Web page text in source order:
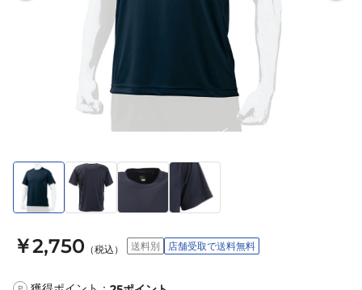
￥2,750 （税込） 送料別 店舗受取で送料無料